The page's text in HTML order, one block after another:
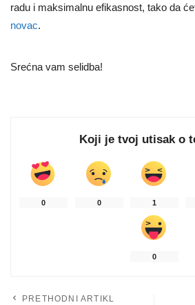
radu i maksimalnu efikasnost, tako da
novac.
Srećna vam selidba!
Koji je tvoj utisak o
0 0 1
0
PRETHODNI ARTIKL